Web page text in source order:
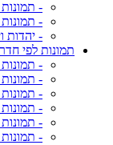
-
-
- יהדות
תמונות לפי חדר
- תמונות
-
-
-
-
-